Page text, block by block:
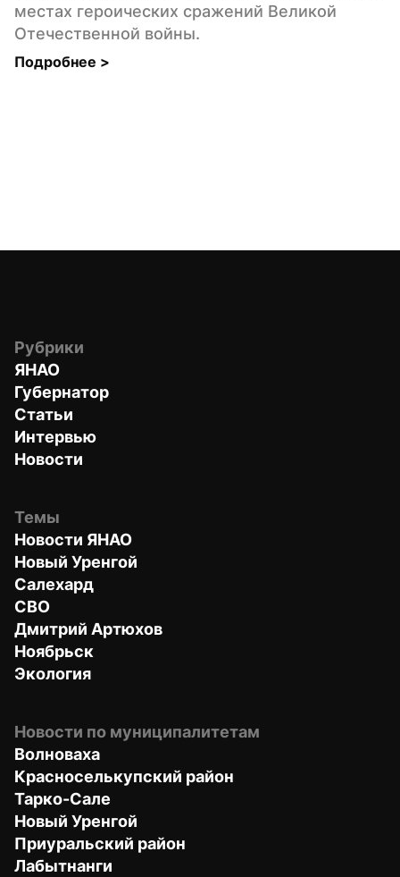
местах героических сражений Великой
Отечественной войны.
Подробнее >
Рубрики
ЯНАО
Губернатор
Статьи
Интервью
Новости
Темы
Новости ЯНАО
Новый Уренгой
Салехард
СВО
Дмитрий Артюхов
Ноябрьск
Экология
Новости по муниципалитетам
Волноваха
Красноселькупский район
Тарко-Сале
Новый Уренгой
Приуральский район
Лабытнанги